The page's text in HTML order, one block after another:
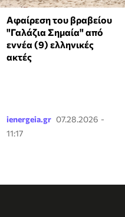
Αφαίρεση του βραβείου
"Γαλάζια Σημαία" από
εννέα (9) ελληνικές
ακτές
ienergeia.gr 07.28.2026 -
11:17